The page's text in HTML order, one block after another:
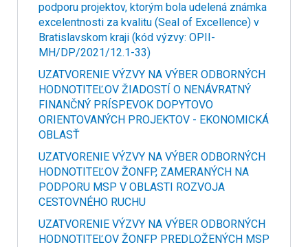
podporu projektov, ktorým bola udelená známka
excelentnosti za kvalitu (Seal of Excellence) v
Bratislavskom kraji (kód výzvy: OPII-
MH/DP/2021/12.1-33)
UZATVORENIE VÝZVY NA VÝBER ODBORNÝCH
HODNOTITEĽOV ŽIADOSTÍ O NENÁVRATNÝ
FINANČNÝ PRÍSPEVOK DOPYTOVO
ORIENTOVANÝCH PROJEKTOV - EKONOMICKÁ
OBLASŤ
UZATVORENIE VÝZVY NA VÝBER ODBORNÝCH
HODNOTITEĽOV ŽONFP, ZAMERANÝCH NA
PODPORU MSP V OBLASTI ROZVOJA
CESTOVNÉHO RUCHU
UZATVORENIE VÝZVY NA VÝBER ODBORNÝCH
HODNOTITEĽOV ŽONFP PREDLOŽENÝCH MSP